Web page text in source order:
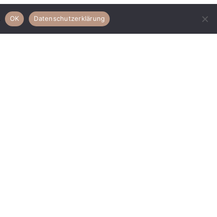
OK Datenschutzerklärung